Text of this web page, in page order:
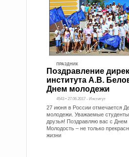
ПРАЗДНИК
Поздравление
института А.В.
Днем молодежи
4543 • 27.06.2017 - Институт
27 июня в России отмечается
молодежи. Уважаемые
друзья! Поздравляю вас с
Молодость – не только
жизни